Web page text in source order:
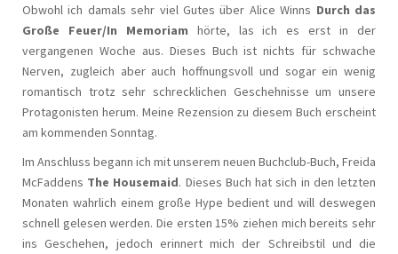
Obwohl ich damals sehr viel Gutes über Alice Winns Durch das
Große Feuer/In Memoriam hörte, las ich es erst in der
vergangenen Woche aus. Dieses Buch ist nichts für schwache
Nerven, zugleich aber auch hoffnungsvoll und sogar ein wenig
romantisch trotz sehr schrecklichen Geschehnisse um unsere
Protagonisten herum. Meine Rezension zu diesem Buch erscheint
am kommenden Sonntag.
Im Anschluss begann ich mit unserem neuen Buchclub-Buch, Freida
McFaddens The Housemaid. Dieses Buch hat sich in den letzten
Monaten wahrlich einem große Hype bedient und will deswegen
schnell gelesen werden. Die ersten 15% ziehen mich bereits sehr
ins Geschehen, jedoch erinnert mich der Schreibstil und die